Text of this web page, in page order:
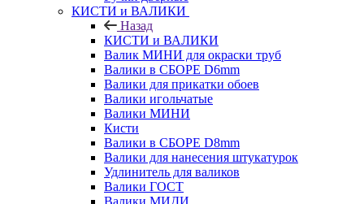
КИСТИ и ВАЛИКИ
Назад
КИСТИ и ВАЛИКИ
Валик МИНИ для окраски труб
Валики в СБОРЕ D6mm
Валики для прикатки обоев
Валики игольчатые
Валики МИНИ
Кисти
Валики в СБОРЕ D8mm
Валики для нанесения штукатурок
Удлинитель для валиков
Валики ГОСТ
Валики МИДИ